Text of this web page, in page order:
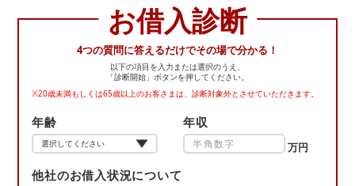
お借入診断
4つの質問に答えるだけでその場で分かる！
以下の項目を入力または選択のうえ、
「診断開始」ボタンを押してください。
※20歳未満もしくは65歳以上のお客さまは、診断対象外とさせていただきます。
年齢 年収
万円
他社のお借入状況について